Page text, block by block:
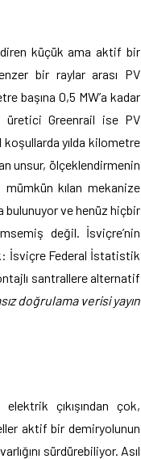
küçük ama aktif bir
bir raylar arası PV
başına 0,5 MW’a kadar
üretici Greenrail ise PV
yılda kilometre
unsur, ölçeklendirmenin
kılan mekanize
ve henüz hiçbir
değil. İsviçre’nin
İsviçre Federal İstatistik
santrallere alternatif
doğrulama verisi yayın
çıkışından çok,
aktif bir demiryolunun
sürdürebiliyor. Asıl